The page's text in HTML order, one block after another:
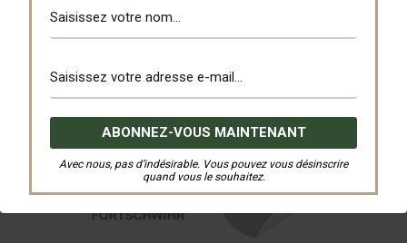
Avec nous, pas d’indésirable. Vous pouvez vous désinscrire
quand vous le souhaitez.